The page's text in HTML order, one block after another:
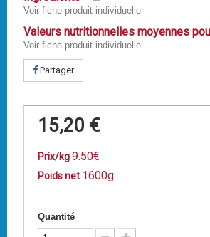
Voir fiche produit individuelle
Valeurs nutritionnelles moyennes
Voir fiche produit individuelle
Partager
15,20 €
Prix/kg9.50€
Poids net 1600g
Quantité